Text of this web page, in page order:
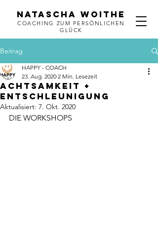
NATASCHA WOITHE
COACHING ZUM PERSÖNLICHEN
GLÜCK
Beitrag
ACHTSAMKEIT +
ENTSCHLEUNIGUNG
HAPPY - COACH
23. Aug. 2020 2 Min. Lesezeit
Aktualisiert: 7. Okt. 2020
DIE WORKSHOPS